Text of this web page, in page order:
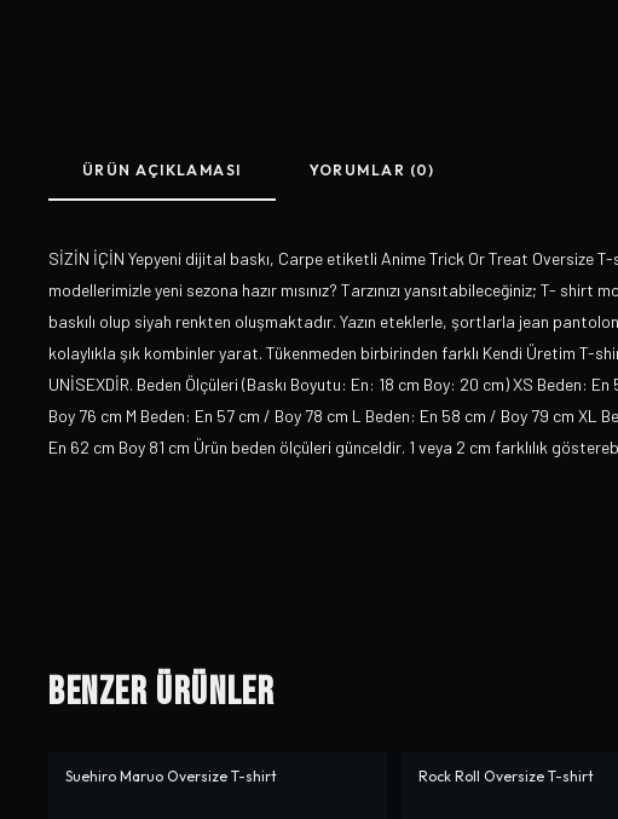
ÜRÜN AÇIKLAMASI YORUMLAR (0)
SİZİN İÇİN Yepyeni dijital baskı, Carpe etiketli Anime Trick Or Treat Oversize
modellerimizle yeni sezona hazır mısınız? Tarzınızı yansıtabileceğiniz; T-
baskılı olup siyah renkten oluşmaktadır. Yazın eteklerle, şortlarla jean
kolaylıkla şık kombinler yarat. Tükenmeden birbirinden farklı Kendi Üretim T-
UNİSEXDİR. Beden Ölçüleri (Baskı Boyutu: En: 18 cm Boy: 20 cm) XS Beden:
Boy 76 cm M Beden: En 57 cm / Boy 78 cm L Beden: En 58 cm / Boy 79 cm XL
En 62 cm Boy 81 cm Ürün beden ölçüleri günceldir. 1 veya 2 cm farklılık
Benzer Ürünler
Suehiro Maruo Oversize T-shirt Rock Roll Oversize T-shirt